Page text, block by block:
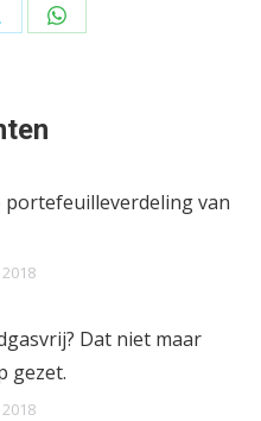
Share
portefeuilleverdeling van
Dat niet maar
gezet.